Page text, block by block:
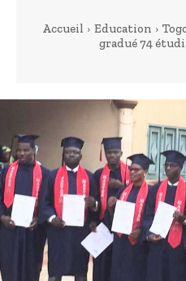
Accueil Education
gradué 74